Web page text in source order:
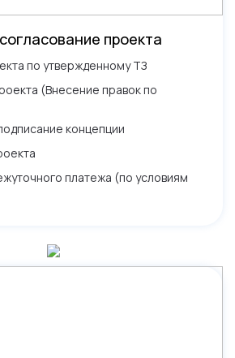
проекта
по утвержденному ТЗ
(Внесение правок по
концепции
платежа (по условиям